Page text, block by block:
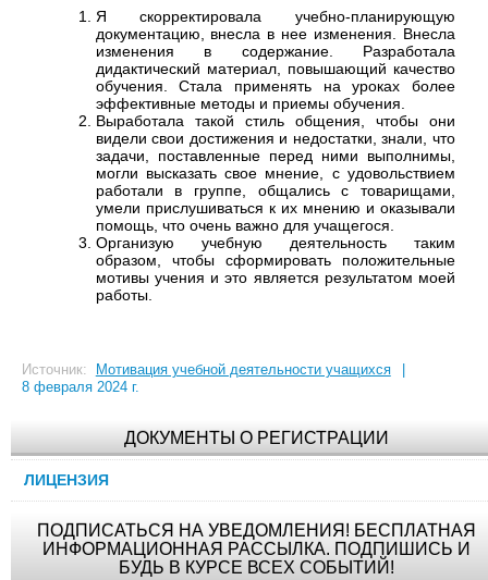
Я скорректировала учебно-планирующую
документацию, внесла в нее изменения. Внесла
изменения в содержание. Разработала
дидактический материал, повышающий качество
обучения. Стала применять на уроках более
эффективные методы и приемы обучения.
Выработала такой стиль общения, чтобы они
видели свои достижения и недостатки, знали, что
задачи, поставленные перед ними выполнимы,
могли высказать свое мнение, с удовольствием
работали в группе, общались с товарищами,
умели прислушиваться к их мнению и оказывали
помощь, что очень важно для учащегося.
Организую учебную деятельность таким
образом, чтобы сформировать положительные
мотивы учения и это является результатом моей
работы.
Источник: Мотивация учебной деятельности учащихся
8 февраля 2024 г.
ДОКУМЕНТЫ О РЕГИСТРАЦИИ
ЛИЦЕНЗИЯ
ПОДПИСАТЬСЯ НА УВЕДОМЛЕНИЯ! БЕСПЛАТНАЯ
ИНФОРМАЦИОННАЯ РАССЫЛКА. ПОДПИШИСЬ И
БУДЬ В КУРСЕ ВСЕХ СОБЫТИЙ!